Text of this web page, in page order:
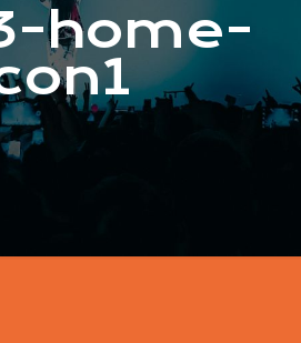
home-